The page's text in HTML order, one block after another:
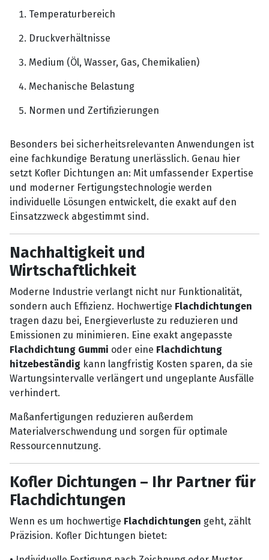
Temperaturbereich
Druckverhältnisse
Medium (Öl, Wasser, Gas, Chemikalien)
Mechanische Belastung
Normen und Zertifizierungen
Besonders bei sicherheitsrelevanten Anwendungen ist
eine fachkundige Beratung unerlässlich. Genau hier
setzt Kofler Dichtungen an: Mit umfassender Expertise
und moderner Fertigungstechnologie werden
individuelle Lösungen entwickelt, die exakt auf den
Einsatzzweck abgestimmt sind.
Nachhaltigkeit und
Wirtschaftlichkeit
Moderne Industrie verlangt nicht nur Funktionalität,
sondern auch Effizienz. Hochwertige Flachdichtungen
tragen dazu bei, Energieverluste zu reduzieren und
Emissionen zu minimieren. Eine exakt angepasste
Flachdichtung Gummi oder eine Flachdichtung
hitzebeständig kann langfristig Kosten sparen, da sie
Wartungsintervalle verlängert und ungeplante Ausfälle
verhindert.
Maßanfertigungen reduzieren außerdem
Materialverschwendung und sorgen für optimale
Ressourcennutzung.
Kofler Dichtungen – Ihr Partner für
Flachdichtungen
Wenn es um hochwertige Flachdichtungen geht, zählt
Präzision. Kofler Dichtungen bietet: